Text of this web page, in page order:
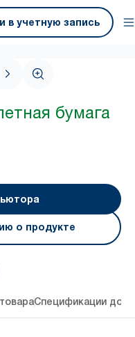
в учетную запись
бумага
о продукте
Спецификации